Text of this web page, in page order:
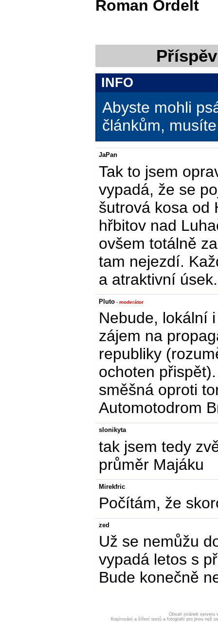
Roman Ordelt
INFO
Abyste mohli
článkům,
JaPan
Tak to jsem
vypadá, že se
šutrová kosa od
hřbitov nad
ovšem totálně
tam nejezdí.
a atraktivní úsek.
Pluto - moderátor
Nebude, lokální
zájem na
republiky
ochoten
směšná oproti
Automotodrom
slonikyta
tak jsem tedy
průměr Majáku
Mirekfric
Počítám, že
zed
Už se nemůžu
vypadá letos s
Bude konečně
Obsah stránek serveru
Kopírování a šíření textů a fotografií pro jinou než